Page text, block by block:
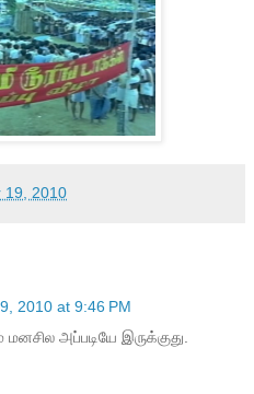
19, 2010
2010 at 9:46 PM
அப்படியே இருக்குது.